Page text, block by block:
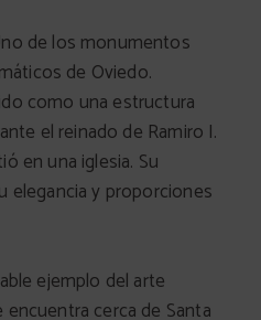
de los monumentos
de Oviedo.
como una estructura
el reinado de Ramiro I.
en una iglesia. Su
elegancia y proporciones
ejemplo del arte
cerca de Santa